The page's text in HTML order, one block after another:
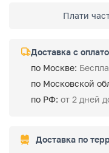
Плати
Доставка с
по Москве:
по Московской
по РФ: от 2 дней
Доставка по